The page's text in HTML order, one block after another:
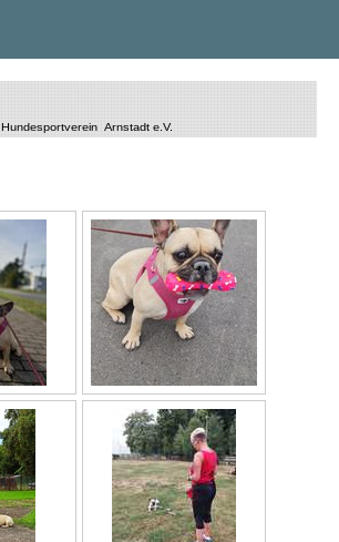
Hundesportverein Arnstadt e.V.